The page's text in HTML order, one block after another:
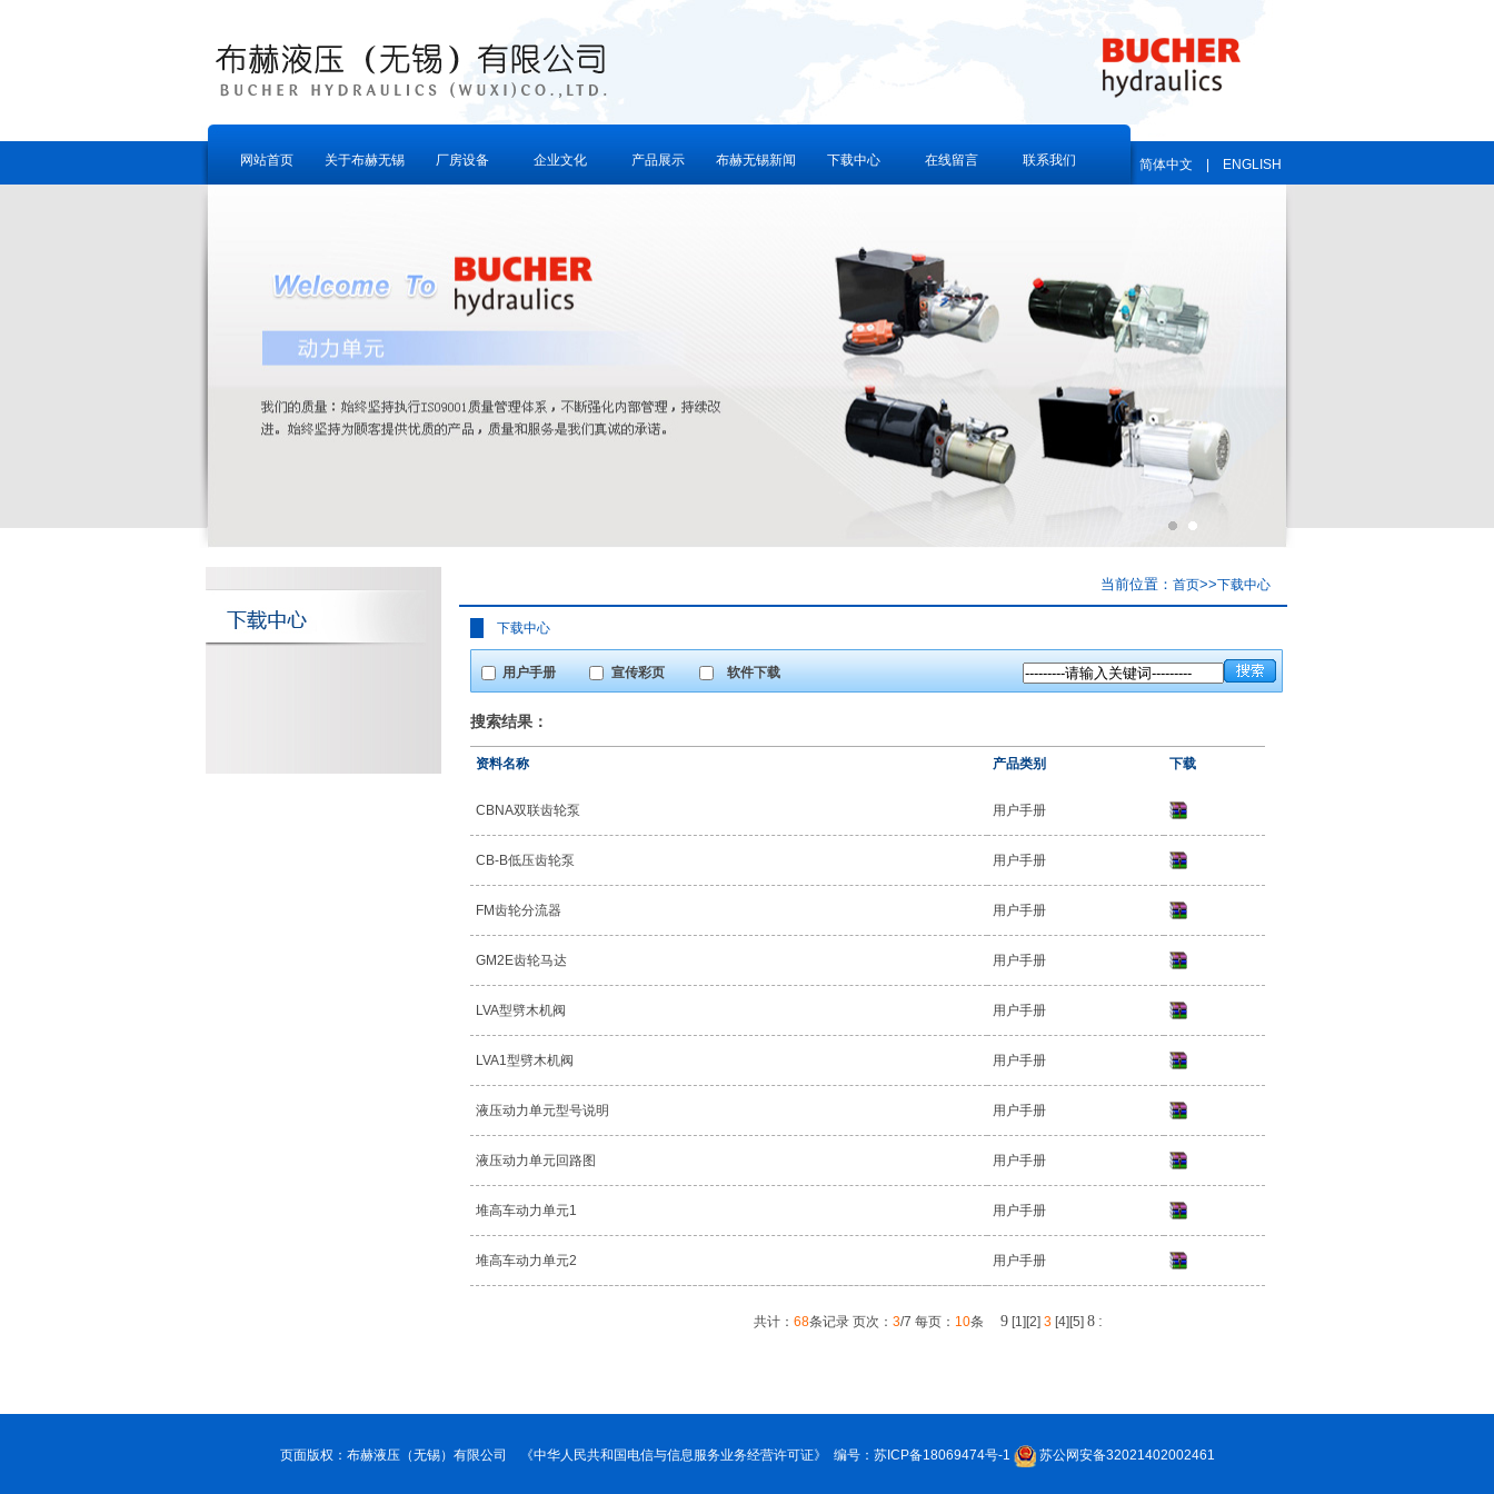
简体中文 ENGLISH
网站首页 关于布赫无锡 厂房设备 企业文化 产品展示 布赫无锡新闻 下载中心 在线留言 联系我们
当前位置： 首页>>下载中心
下载中心
用户手册 宣传彩页 软件下载
搜索结果：
资料名称 产品类别 下载
CBNA双联齿轮泵 用户手册
CB-B低压齿轮泵 用户手册
FM齿轮分流器 用户手册
GM2E齿轮马达 用户手册
LVA型劈木机阀 用户手册
LVA1型劈木机阀 用户手册
液压动力单元型号说明 用户手册
液压动力单元回路图 用户手册
堆高车动力单元1 用户手册
堆高车动力单元2 用户手册
共计： 68条记录 页次： 3/7 每页： 10条 9 [1][2] 3 [4][5] 8 :
页面版权：布赫液压（无锡）有限公司 《中华人民共和国电信与信息服务业务经营许可证》 编号： 苏ICP备18069474号-1 苏公网安备32021402002461